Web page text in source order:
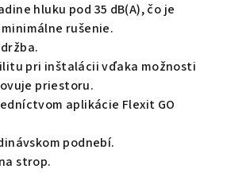
hluku pod 35 dB(A), čo je
rušenie.
pri inštalácii vďaka možnosti
priestoru.
aplikácie Flexit GO
podnebí.
strop.